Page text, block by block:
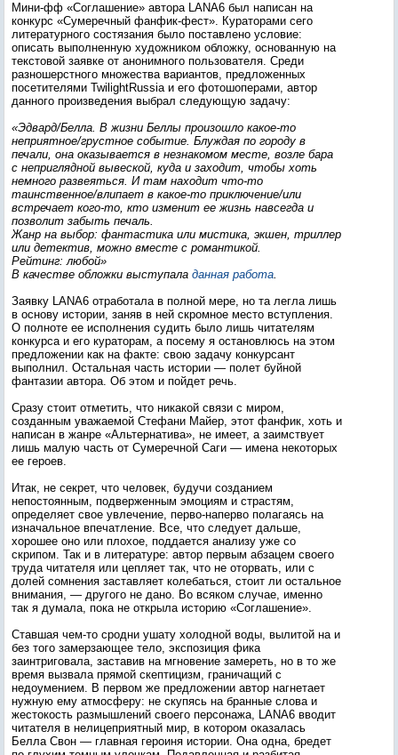
Мини-фф «Соглашение» автора LANA6 был написан на
конкурс «Сумеречный фанфик-фест». Кураторами сего
литературного состязания было поставлено условие:
описать выполненную художником обложку, основанную на
текстовой заявке от анонимного пользователя. Среди
разношерстного множества вариантов, предложенных
посетителями TwilightRussia и его фотошоперами, автор
данного произведения выбрал следующую задачу:
«Эдвард/Белла. В жизни Беллы произошло какое-то
неприятное/грустное событие. Блуждая по городу в
печали, она оказывается в незнакомом месте, возле бара
с неприглядной вывеской, куда и заходит, чтобы хоть
немного развеяться. И там находит что-то
таинственное/влипает в какое-то приключение/или
встречает кого-то, кто изменит ее жизнь навсегда и
позволит забыть печаль.
Жанр на выбор: фантастика или мистика, экшен, триллер
или детектив, можно вместе с романтикой.
Рейтинг: любой»
В качестве обложки выступала данная работа.
Заявку LANA6 отработала в полной мере, но та легла лишь
в основу истории, заняв в ней скромное место вступления.
О полноте ее исполнения судить было лишь читателям
конкурса и его кураторам, а посему я остановлюсь на этом
предложении как на факте: свою задачу конкурсант
выполнил. Остальная часть истории — полет буйной
фантазии автора. Об этом и пойдет речь.
Сразу стоит отметить, что никакой связи с миром,
созданным уважаемой Стефани Майер, этот фанфик, хоть и
написан в жанре «Альтернатива», не имеет, а заимствует
лишь малую часть от Сумеречной Саги — имена некоторых
ее героев.
Итак, не секрет, что человек, будучи созданием
непостоянным, подверженным эмоциям и страстям,
определяет свое увлечение, перво-наперво полагаясь на
изначальное впечатление. Все, что следует дальше,
хорошее оно или плохое, поддается анализу уже со
скрипом. Так и в литературе: автор первым абзацем своего
труда читателя или цепляет так, что не оторвать, или с
долей сомнения заставляет колебаться, стоит ли остальное
внимания, — другого не дано. Во всяком случае, именно
так я думала, пока не открыла историю «Соглашение».
Ставшая чем-то сродни ушату холодной воды, вылитой на и
без того замерзающее тело, экспозиция фика
заинтриговала, заставив на мгновение замереть, но в то же
время вызвала прямой скептицизм, граничащий с
недоумением. В первом же предложении автор нагнетает
нужную ему атмосферу: не скупясь на бранные слова и
жестокость размышлений своего персонажа, LANA6 вводит
читателя в нелицеприятный мир, в котором оказалась
Белла Свон — главная героиня истории. Она одна, бредет